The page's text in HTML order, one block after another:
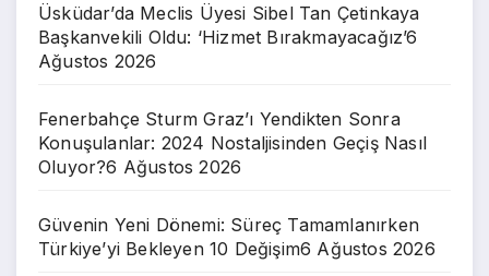
Üsküdar’da Meclis Üyesi Sibel Tan Çetinkaya
Başkanvekili Oldu: ‘Hizmet Bırakmayacağız’6
Ağustos 2026
Fenerbahçe Sturm Graz’ı Yendikten Sonra
Konuşulanlar: 2024 Nostaljisinden Geçiş Nasıl
Oluyor?6 Ağustos 2026
Güvenin Yeni Dönemi: Süreç Tamamlanırken
Türkiye’yi Bekleyen 10 Değişim6 Ağustos 2026